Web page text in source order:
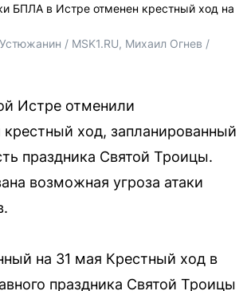
БПЛА в Истре отменен крестный ход на
/ MSK1.RU, Михаил Огнев /
Истре отменили
ход, запланированный
праздника Святой Троицы.
возможная угроза атаки
на 31 мая Крестный ход в
праздника Святой Троицы